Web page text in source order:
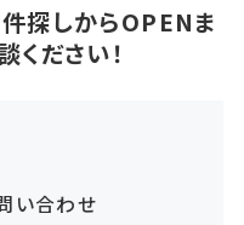
探しからOPENま
ください！
い合わせ